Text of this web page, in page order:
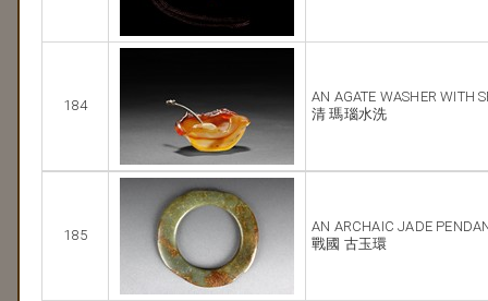
184
AN AGATE WASHER WITH
清 瑪瑙水洗
185
AN ARCHAIC JADE
戰國 古玉環